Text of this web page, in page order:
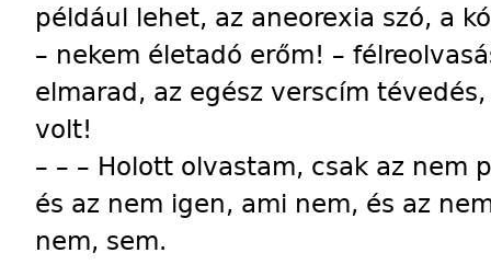
például lehet, az aneorexia szó, a
– nekem életadó erőm! –
elmarad, az egész verscím
volt!
– – – Holott olvastam, csak az nem
és az nem igen, ami nem, és az
nem, sem.